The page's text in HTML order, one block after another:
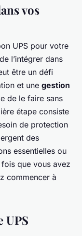
vos
UPS pour votre
l’intégrer dans
être un défi
et une gestion
de le faire sans
étape consiste
de protection
des
essentielles ou
que vous avez
commencer à
UPS